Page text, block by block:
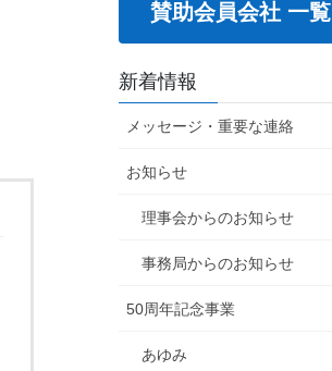
賛助会員会社 一覧
新着情報
メッセージ・重要な連絡
お知らせ
理事会からのお知らせ
事務局からのお知らせ
50周年記念事業
あゆみ